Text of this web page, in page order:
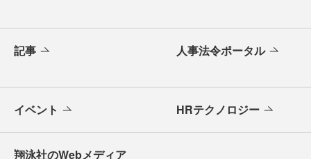
記事 人事法令ポータル
イベント HRテクノロジー
翔泳社のWebメディア